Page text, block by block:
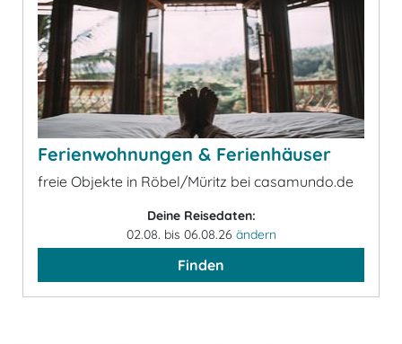
Ferienwohnungen & Ferienhäuser
freie Objekte in Röbel/Müritz bei casamundo.de
Deine Reisedaten:
02.08. bis 06.08.26 ändern
Finden